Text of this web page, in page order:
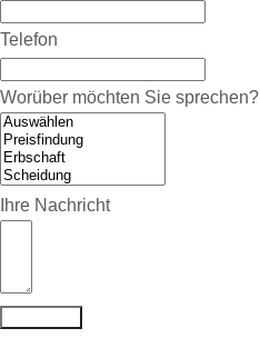
Telefon
Worüber möchten Sie sprechen?
Ihre Nachricht